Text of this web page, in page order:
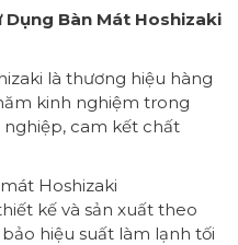
Dụng Bàn Mát Hoshizaki
là thương hiệu hàng
kinh nghiệm trong
cam kết chất
Hoshizaki
kế và sản xuất theo
hiệu suất làm lạnh tối